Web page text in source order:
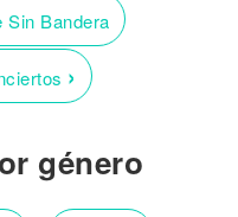
Sin Bandera
›
género